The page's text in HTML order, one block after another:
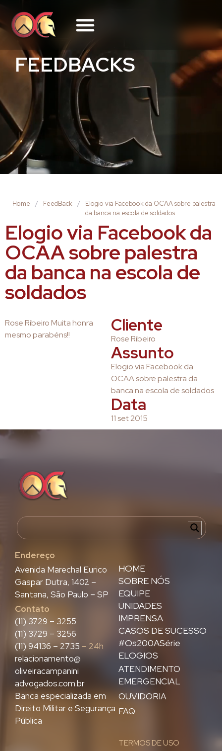
FEEDBACKS
Home / FeedBack /
Elogio via Facebook da OCAA sobre palestra
da banca na escola de soldados
Elogio via Facebook da
OCAA sobre palestra
da banca na escola de
soldados
Rose Ribeiro Muita honra
mesmo parabéns!!
Cliente
Rose Ribeiro
Assunto
Elogio via Facebook da
OCAA sobre palestra da
banca na escola de soldados
Data
11 set 2015
Endereço
HOME
SOBRE NÓS
EQUIPE
UNIDADES
IMPRENSA
CASOS DE SUCESSO
#Os200ASérie
ELOGIOS
ATENDIMENTO
EMERGENCIAL
OUVIDORIA
FAQ
TERMOS DE USO
Avenida Marechal Eurico
Gaspar Dutra, 1402 –
Santana, São Paulo – SP
Contato
(11) 3729 – 3255
(11) 3729 – 3256
(11) 94136 – 2735 – 24h
relacionamento@
oliveiracampanini
advogados.com.br
Banca especializada em
Direito Militar e Segurança
Pública